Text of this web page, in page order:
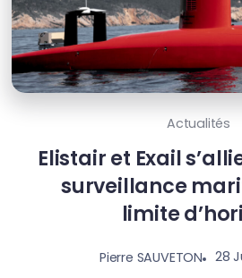
Actualités
Elistair et Exail
surveillance
limite
Pierre SAUVETON 28